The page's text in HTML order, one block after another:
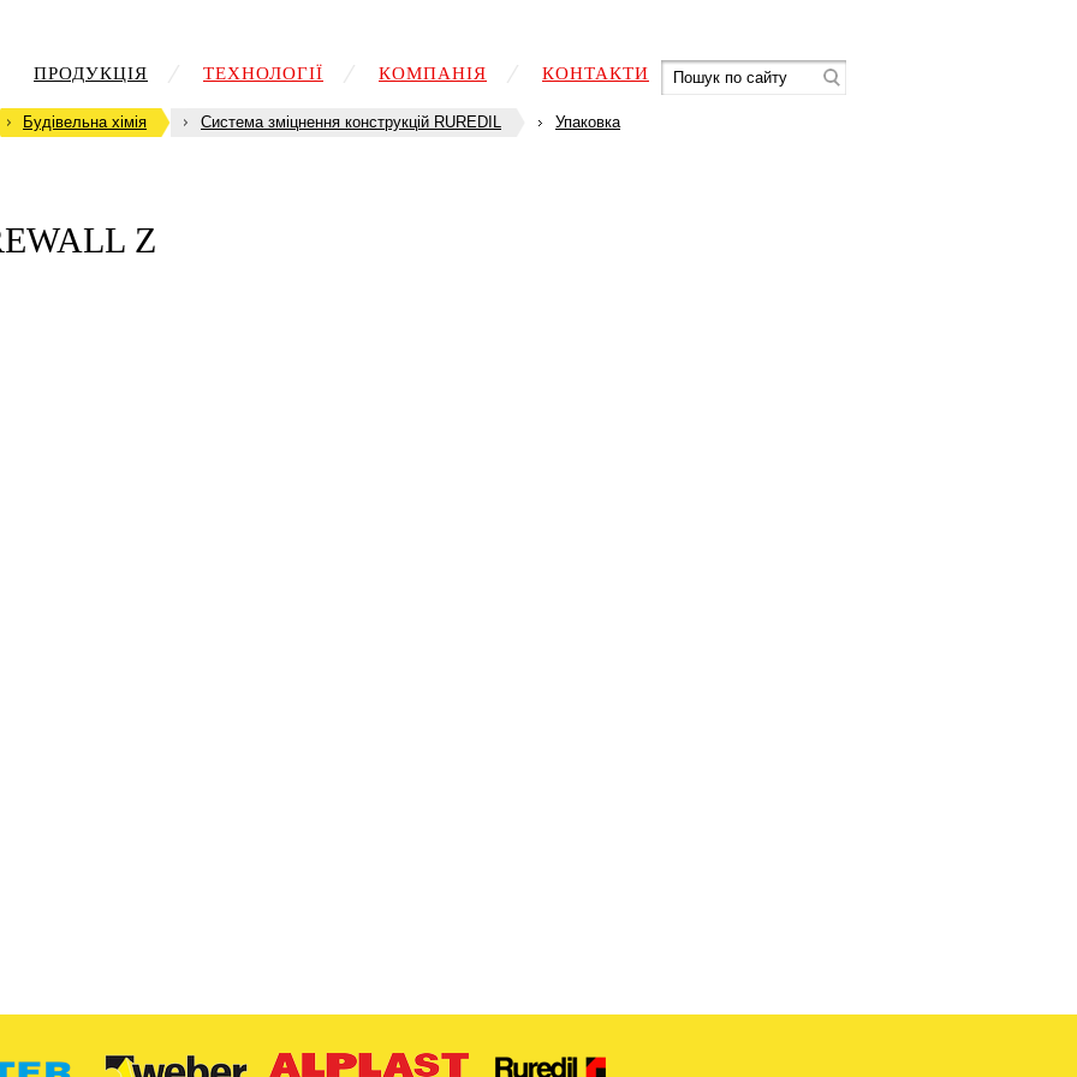
ПРОДУКЦІЯ ТЕХНОЛОГІЇ КОМПАНІЯ КОНТАКТИ
Будівельна хімія Система зміцнення конструкцій RUREDIL Упаковка
Z